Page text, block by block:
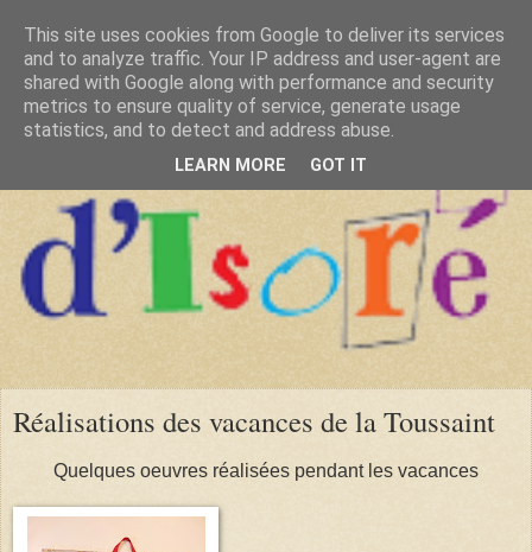
Réalisations des vacances de la Toussaint
Quelques oeuvres réalisées pendant les vacances
This site uses cookies from Google to deliver its services
and to analyze traffic. Your IP address and user-agent are
shared with Google along with performance and security
metrics to ensure quality of service, generate usage
statistics, and to detect and address abuse.
LEARN MORE GOT IT